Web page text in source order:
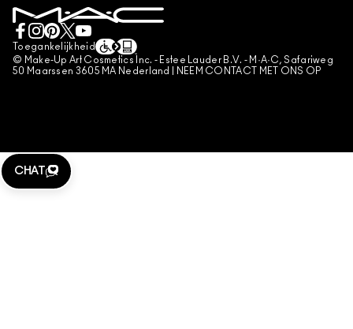
NEEM CONTACT MET ONS OP
CONTACTEER FABRIKANT
VERKOOPSVOORWAARDEN
NAMAAKPRODUCTEN
ALGEMENE VOORWAARDEN POA
Toegankelijkheid
© Make-Up Art Cosmetics Inc. - Estee Lauder B.V. - M·A·C, Safariweg
50 Maarssen 3605 MA Nederland |
NEEM CONTACT MET ONS OP
CHAT